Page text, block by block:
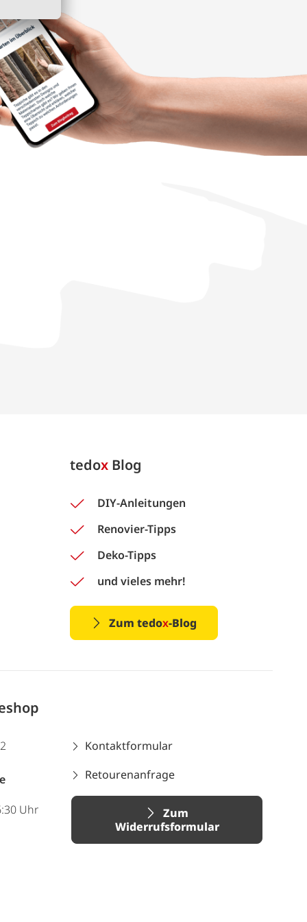
tedox Blog
DIY-Anleitungen
Renovier-Tipps
Deko-Tipps
und vieles mehr!
Zum tedox-Blog
Uhr
Kontaktformular
Retourenanfrage
Zum
Widerrufsformular